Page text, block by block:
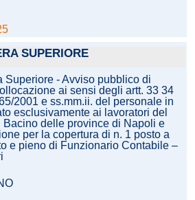
SUPERIORE
Superiore - Avviso pubblico di
ai sensi degli artt. 33 34
2001 e ss.mm.ii. del personale in
esclusivamente ai lavoratori del
delle province di Napoli e
per la copertura di n. 1 posto a
e pieno di Funzionario Contabile –